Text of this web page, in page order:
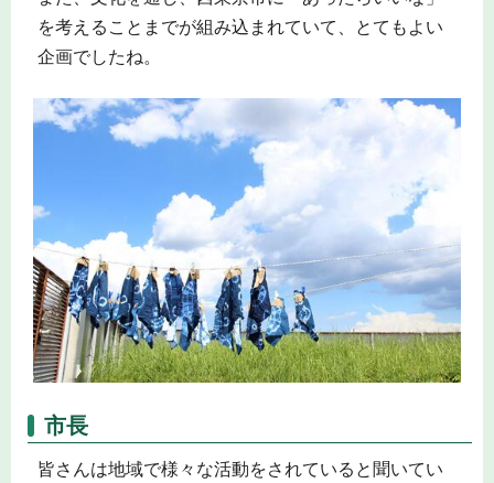
を考えることまでが組み込まれていて、とてもよい
企画でしたね。
市長
皆さんは地域で様々な活動をされていると聞いてい